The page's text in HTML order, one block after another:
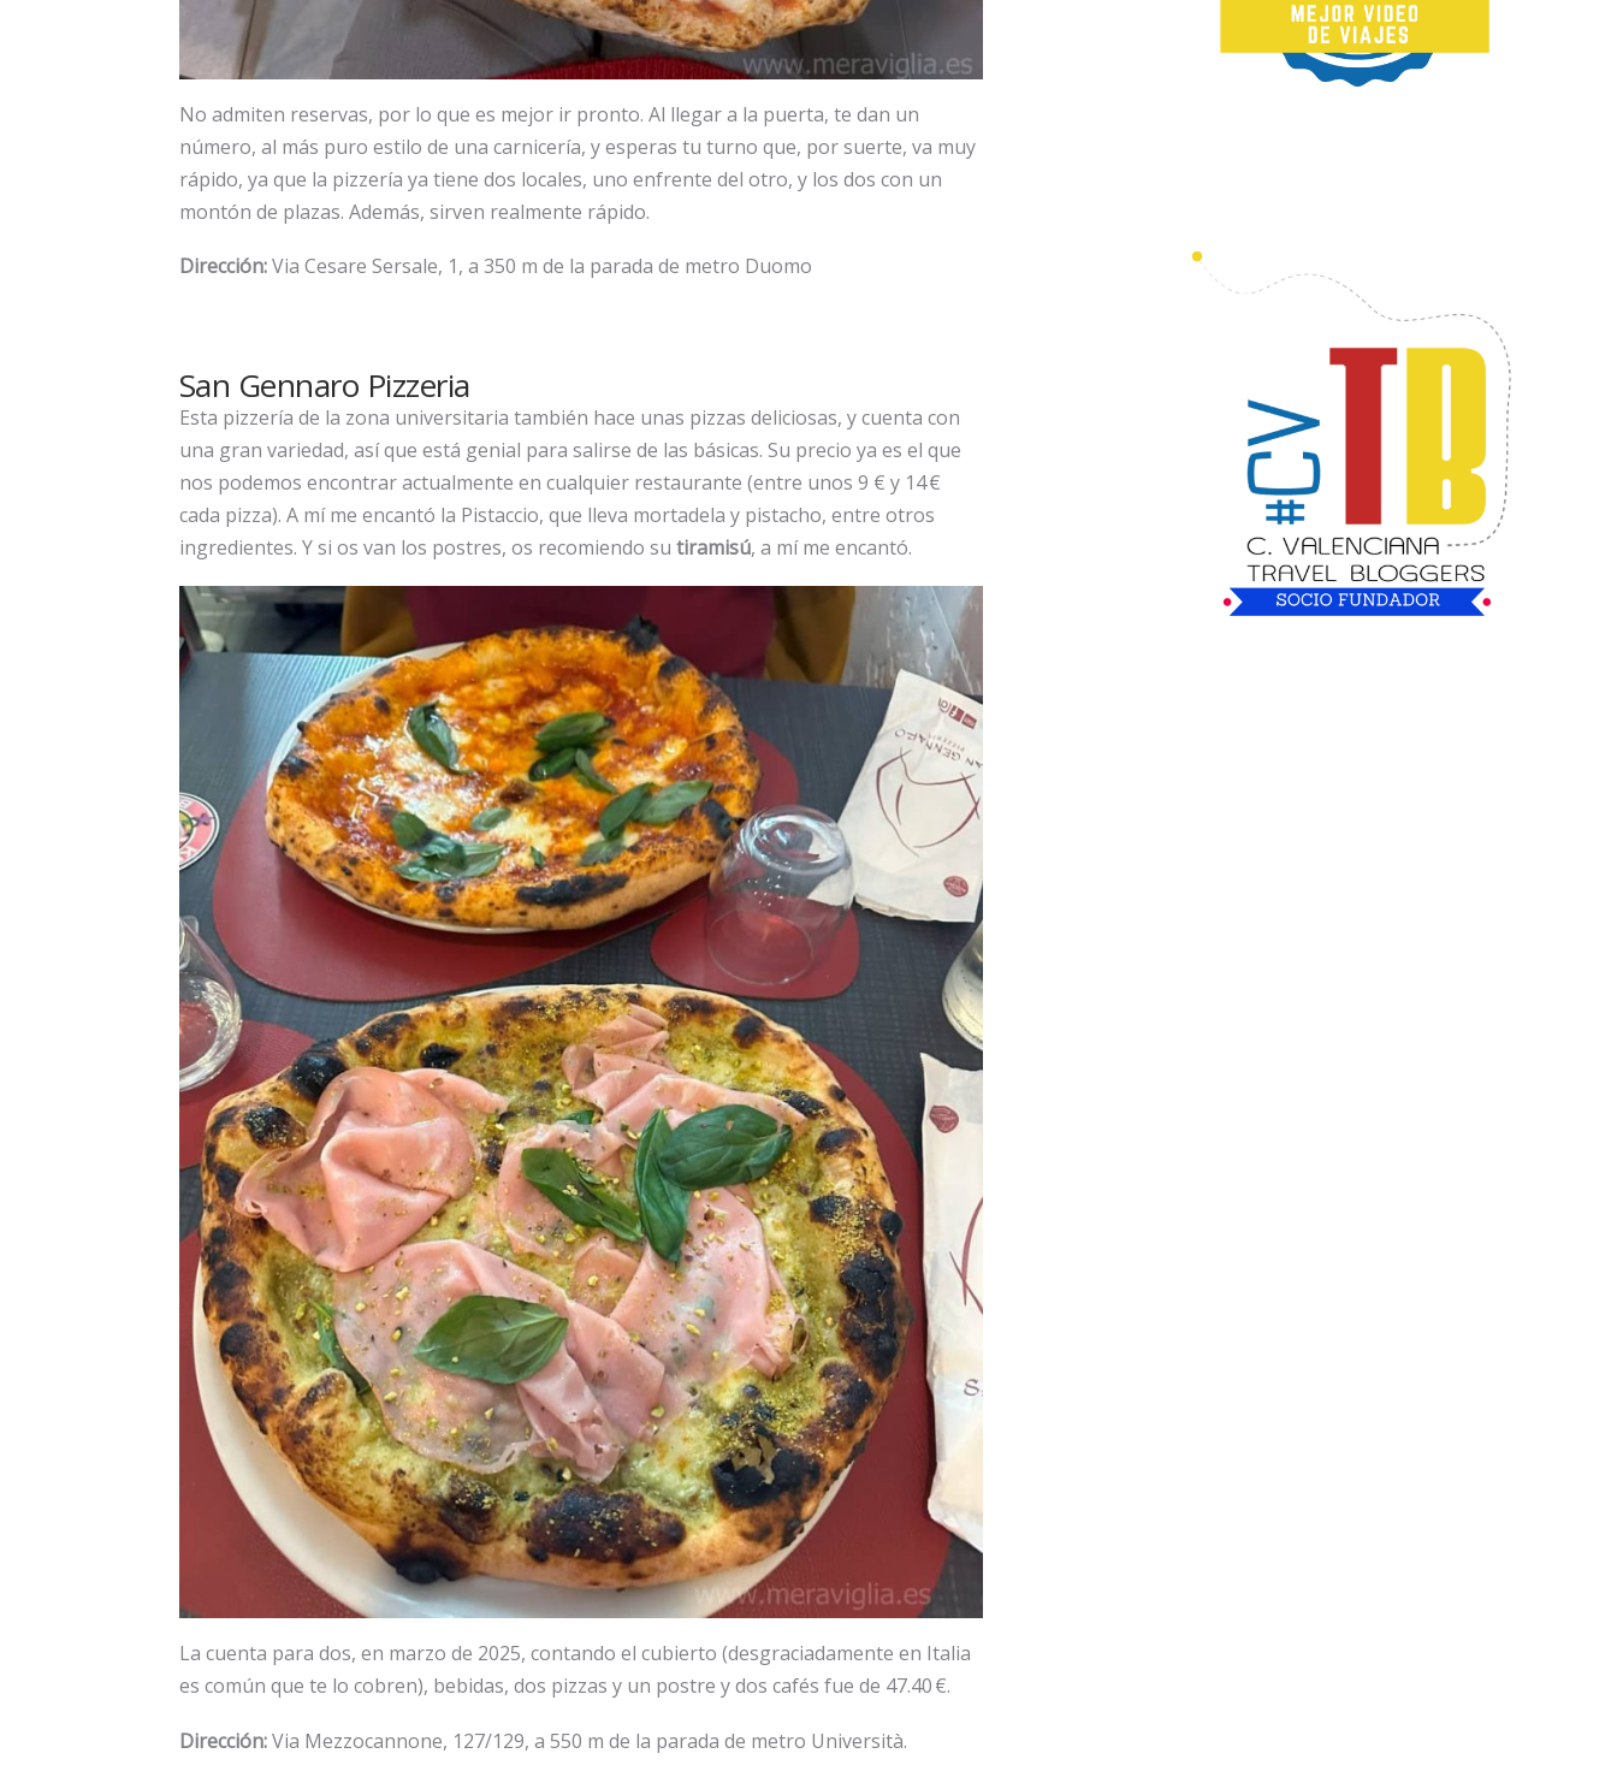
No admiten reservas, por lo que es mejor ir pronto. Al llegar a la puerta, te dan un
número, al más puro estilo de una carnicería, y esperas tu turno que, por suerte, va muy
rápido, ya que la pizzería ya tiene dos locales, uno enfrente del otro, y los dos con un
montón de plazas. Además, sirven realmente rápido.
Dirección:Via Cesare Sersale, 1, a 350 m de la parada de metro Duomo
San Gennaro Pizzeria
Esta pizzería de la zona universitaria también hace unas pizzas deliciosas, y cuenta con
una gran variedad, así que está genial para salirse de las básicas. Su precio ya es el que
nos podemos encontrar actualmente en cualquier restaurante (entre unos 9 € y 14 €
cada pizza). A mí me encantó la Pistaccio, que lleva mortadela y pistacho, entre otros
ingredientes. Y si os van los postres, os recomiendo su tiramisú, a mí me encantó.
La cuenta para dos, en marzo de 2025, contando el cubierto (desgraciadamente en Italia
es común que te lo cobren), bebidas, dos pizzas y un postre y dos cafés fue de 47.40 €.
Dirección:Via Mezzocannone, 127/129, a 550 m de la parada de metro Università.